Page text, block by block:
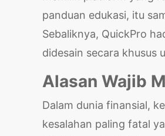
panduan edukasi, itu
Sebaliknya, QuickPro
didesain secara khusus
Alasan Wajib
Dalam dunia finansial,
kesalahan paling fatal